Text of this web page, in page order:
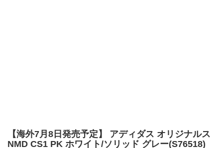
【海外7月8日発売予定】 アディダス オリジナルス
NMD CS1 PK ホワイト/ソリッド グレー(S76518)